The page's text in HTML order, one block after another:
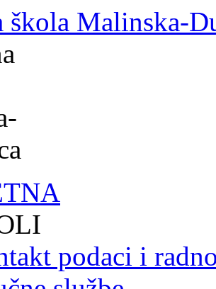
škola Malinska-
podaci i